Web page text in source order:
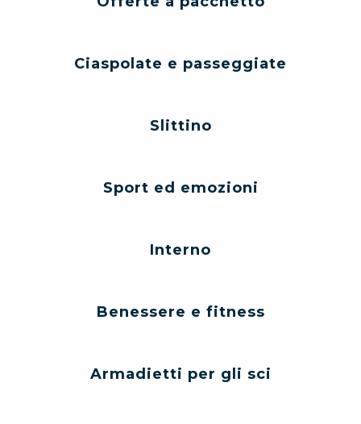
Ciaspolate e passeggiate
Slittino
Sport ed emozioni
Interno
Benessere e fitness
Armadietti per gli sci